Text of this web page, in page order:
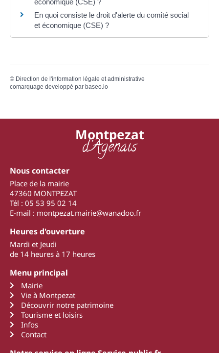
En quoi consiste le droit d'alerte du comité social
et économique (CSE) ?
© Direction de l'information légale et administrative
comarquage developpé par baseo.io
Montpezat
d'Agenais
Nous contacter
Place de la mairie
47360 MONTPEZAT
Tél : 05 53 95 02 14
E-mail : montpezat.mairie@wanadoo.fr
Heures d'ouverture
Mardi et Jeudi
de 14 heures à 17 heures
Menu principal
Mairie
Vie à Montpezat
Découvrir notre patrimoine
Tourisme et loisirs
Infos
Contact